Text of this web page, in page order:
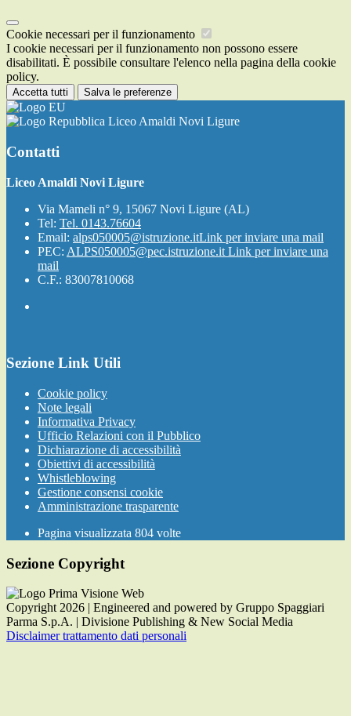
Cookie necessari per il funzionamento
I cookie necessari per il funzionamento non possono essere
disabilitati. È possibile consultare l'elenco nella pagina della cookie
policy.
Accetta tutti Salva le preferenze
Liceo Amaldi Novi Ligure
Contatti
Liceo Amaldi Novi Ligure
Via Mameli n° 9, 15067 Novi Ligure (AL)
Tel: Tel. 0143.76604
Email: alps050005@istruzione.itLink per inviare una mail
PEC: ALPS050005@pec.istruzione.it Link per inviare una
mail
C.F.: 83007810068
Sezione Link Utili
Cookie policy
Note legali
Informativa Privacy
Ufficio Relazioni con il Pubblico
Dichiarazione di accessibilità
Obiettivi di accessibilità
Whistleblowing
Gestione consensi cookie
Amministrazione trasparente
Pagina visualizzata 804 volte
Sezione Copyright
Copyright 2026 | Engineered and powered by Gruppo Spaggiari
Parma S.p.A. | Divisione Publishing & New Social Media
Disclaimer trattamento dati personali